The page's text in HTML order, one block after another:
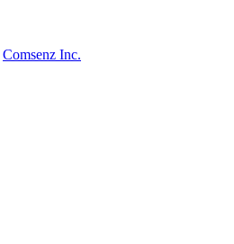
Comsenz Inc.